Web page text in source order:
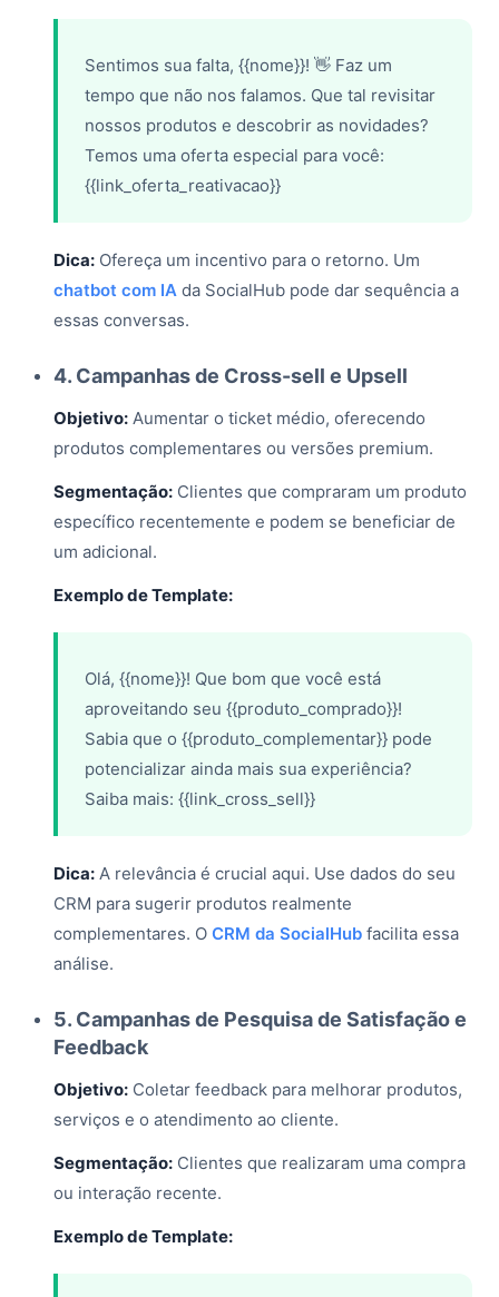
Sentimos sua falta, {{nome}}! 👋 Faz um
tempo que não nos falamos. Que tal revisitar
nossos produtos e descobrir as novidades?
Temos uma oferta especial para você:
{{link_oferta_reativacao}}
Dica: Ofereça um incentivo para o retorno. Um
chatbot com IA da SocialHub pode dar sequência a
essas conversas.
4. Campanhas de Cross-sell e Upsell
Objetivo: Aumentar o ticket médio, oferecendo
produtos complementares ou versões premium.
Segmentação: Clientes que compraram um produto
específico recentemente e podem se beneficiar de
um adicional.
Exemplo de Template:
Olá, {{nome}}! Que bom que você está
aproveitando seu {{produto_comprado}}!
Sabia que o {{produto_complementar}} pode
potencializar ainda mais sua experiência?
Saiba mais: {{link_cross_sell}}
Dica: A relevância é crucial aqui. Use dados do seu
CRM para sugerir produtos realmente
complementares. O CRM da SocialHub facilita essa
análise.
5. Campanhas de Pesquisa de Satisfação e
Feedback
Objetivo: Coletar feedback para melhorar produtos,
serviços e o atendimento ao cliente.
Segmentação: Clientes que realizaram uma compra
ou interação recente.
Exemplo de Template: